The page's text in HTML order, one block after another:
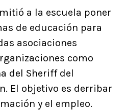
a la escuela poner
de educación para
asociaciones
como
del Sheriff del
El objetivo es derribar
y el empleo.